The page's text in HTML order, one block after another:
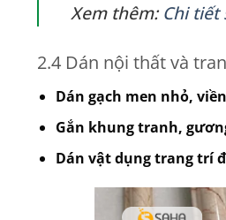
Xem thêm:Chi tiết
2.4 Dán nội thất và
Dán gạch men nhỏ,
Gắn khung tranh,
Dán vật dụng trang trí